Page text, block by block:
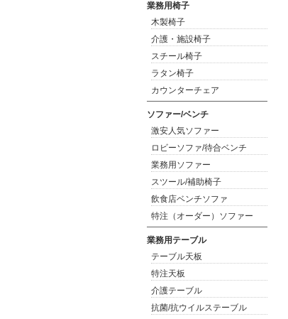
業務用椅子
木製椅子
介護・施設椅子
スチール椅子
ラタン椅子
カウンターチェア
ソファー/ベンチ
激安人気ソファー
ロビーソファ/待合ベンチ
業務用ソファー
スツール/補助椅子
飲食店ベンチソファ
特注（オーダー）ソファー
業務用テーブル
テーブル天板
特注天板
介護テーブル
抗菌/抗ウイルステーブル